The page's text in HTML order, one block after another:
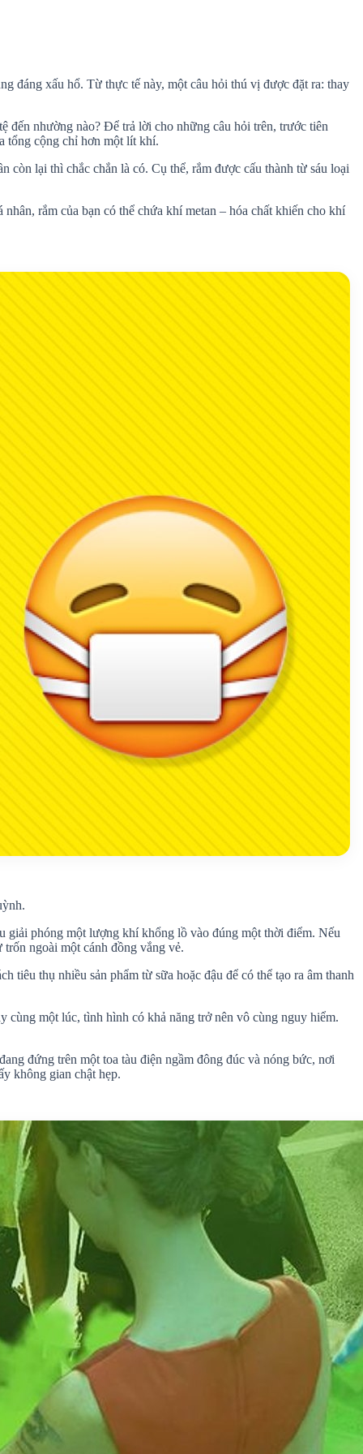
đáng xấu hổ. Từ thực tế này, một câu hỏi thú vị được đặt ra: thay
đến nhường nào? Để trả lời cho những câu hỏi trên, trước tiên
tổng cộng chỉ hơn một lít khí.
lại thì chắc chắn là có. Cụ thể, rắm được cấu thành từ sáu loại
rắm của bạn có thể chứa khí metan – hóa chất khiến cho khí
phóng một lượng khí khổng lồ vào đúng một thời điểm. Nếu
ngoài một cánh đồng vắng vẻ.
thụ nhiều sản phẩm từ sữa hoặc đậu để có thể tạo ra âm thanh
cùng một lúc, tình hình có khả năng trở nên vô cùng nguy hiểm.
đứng trên một toa tàu điện ngầm đông đúc và nóng bức, nơi
không gian chật hẹp.